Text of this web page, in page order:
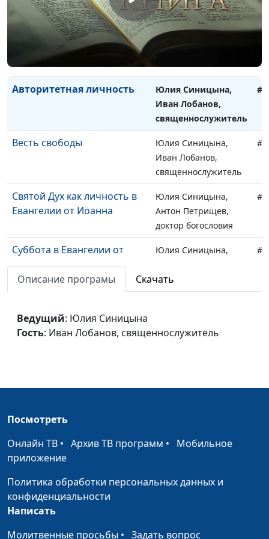
священнослужитель
Праведность Божья
Юлия Синицына,
Иван Лобанов,
священнослужитель
Авторитетная личность
Юлия Синицына,
Иван Лобанов,
священнослужитель
Весть свободы
Юлия Синицына,
Иван Лобанов,
священнослужитель
Святой Дух как личность в
Евангелии от Иоанна
Юлия Синицына,
Антон Петрищев,
доктор богословия
Суббота в Евангелии от
Иоанна
Юлия Синицына,
доктор богословия
Иисуса Христа
доктор богословия
доктор богословия
доктор богословия
"Чтобы поверили..."
Антон Петрищев,
Вера и слово
Антон Петрищев,
Описание програмы Скачать
Ведущий: Юлия Синицына
Гость: Иван Лобанов, священнослужитель
Посмотреть
Онлайн ТВ • Архив ТВ программ • Мобильное
приложение
Политика обработки персональных данных и
конфиденциальности
Написать
Молитвенные просьбы • Задать вопрос